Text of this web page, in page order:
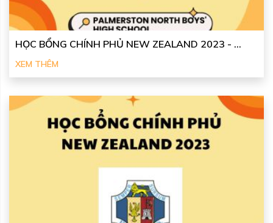
HỌC BỔNG CHÍNH PHỦ NEW ZEALAND 2023 - ...
XEM THÊM